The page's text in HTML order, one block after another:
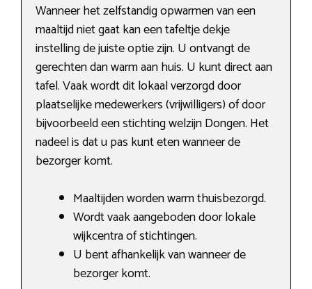
Wanneer het zelfstandig opwarmen van een
maaltijd niet gaat kan een tafeltje dekje
instelling de juiste optie zijn. U ontvangt de
gerechten dan warm aan huis. U kunt direct aan
tafel. Vaak wordt dit lokaal verzorgd door
plaatselijke medewerkers (vrijwilligers) of door
bijvoorbeeld een stichting welzijn Dongen. Het
nadeel is dat u pas kunt eten wanneer de
bezorger komt.
Maaltijden worden warm thuisbezorgd.
Wordt vaak aangeboden door lokale
wijkcentra of stichtingen.
U bent afhankelijk van wanneer de
bezorger komt.